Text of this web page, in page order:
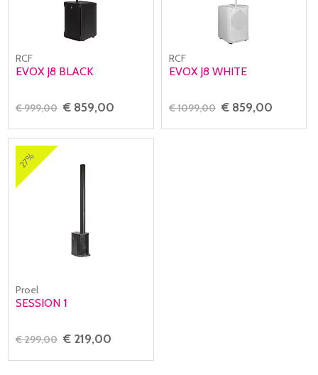
RCF
EVOX J8 BLACK
€ 999,00 € 859,00
RCF
EVOX J8 WHITE
€ 1099,00 € 859,00
27%
Proel
SESSION 1
€ 299,00 € 219,00